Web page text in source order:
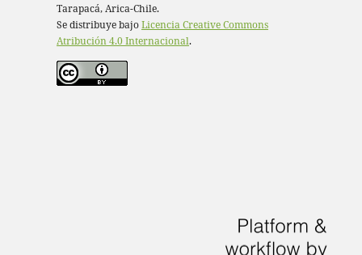
Tarapacá, Arica-Chile.
Se distribuye bajoLicencia Creative Commons
Atribución 4.0 Internacional.